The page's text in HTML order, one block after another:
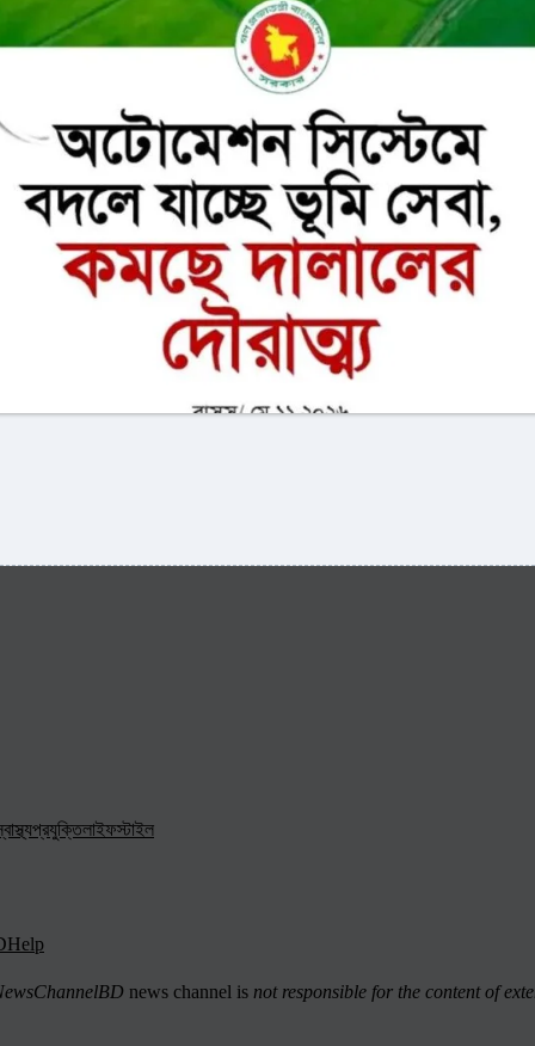
প্রযুক্তিলাইফস্টাইল
Help
news channel is not responsible for the content of